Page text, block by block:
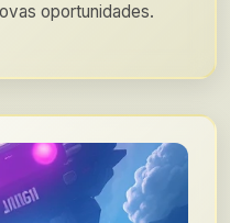
oportunidades.